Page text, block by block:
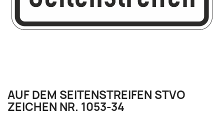
AUF DEM SEITENSTREIFEN STVO
ZEICHEN NR. 1053-34